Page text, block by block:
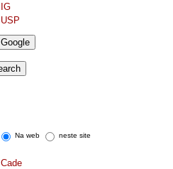
IG
USP
Na web neste site
Cade